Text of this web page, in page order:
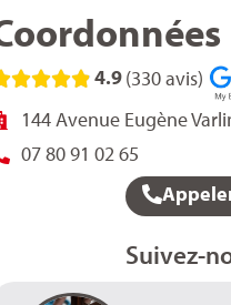
 4.9(330 avis)
144 Avenue Eugène
07 80 91 02 65
Suivez-